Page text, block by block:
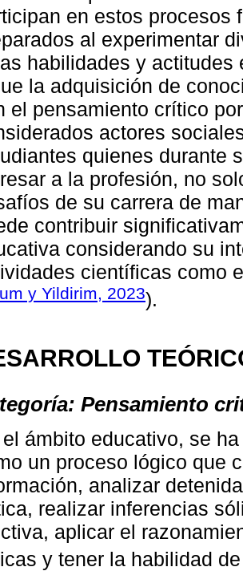
en estos procesos
al experimentar
habilidades y actitudes
la adquisición de
el pensamiento crítico
actores
quienes durante
a la profesión, no
de su carrera de
contribuir
considerando su
científicas como
y Yildirim, 2023).
Pensamiento
el ámbito educativo, se
un proceso lógico que
analizar
realizar inferencias
aplicar el
y tener la habilidad